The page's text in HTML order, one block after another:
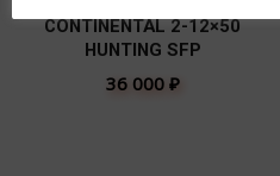
CONTINENTAL 2-12×50
HUNTING SFP
36 000 ₽